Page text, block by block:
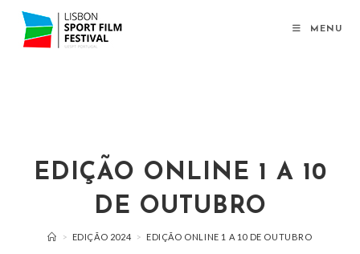
MENU
EDIÇÃO ONLINE 1 A 10
DE OUTUBRO
> EDIÇÃO 2024 > EDIÇÃO ONLINE 1 A 10 DE OUTUBRO